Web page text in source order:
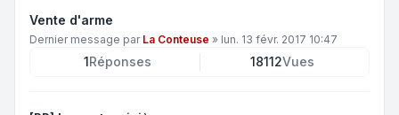
Vente d'arme
Dernier message par La Conteuse » lun. 13 févr. 2017 10:47
1Réponses 18112Vues